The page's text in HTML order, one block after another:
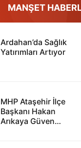
MANŞET
Ardahan’da Sağlık
Yatırımları Artıyor
MHP Ataşehir İlçe
Başkanı Hakan
Arıkaya Güven